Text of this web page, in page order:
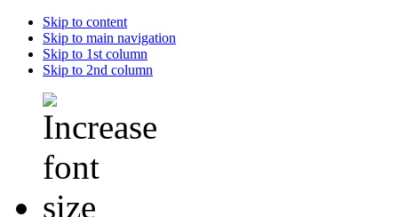
Skip to content
Skip to main navigation
Skip to 1st column
Skip to 2nd column